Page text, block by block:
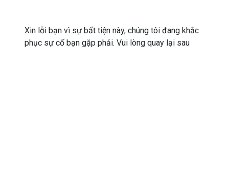
Xin lỗi bạn vì sự bất tiện này, chúng tôi đang khắc
phục sự cố bạn gặp phải. Vui lòng quay lại sau